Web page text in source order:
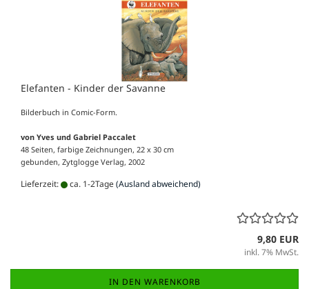
Elefanten - Kinder der Savanne
Bilderbuch in Comic-Form.
von Yves und Gabriel Paccalet
48 Seiten, farbige Zeichnungen, 22 x 30 cm
gebunden, Zytglogge Verlag, 2002
Lieferzeit: ca. 1-2Tage(Ausland abweichend)
9,80 EUR
inkl. 7% MwSt.
IN DEN WARENKORB